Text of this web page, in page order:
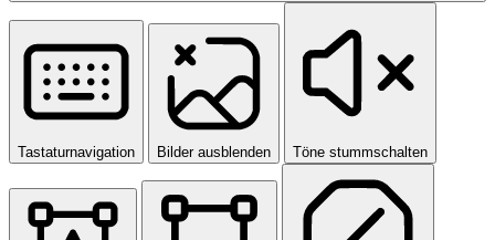
Tastaturnavigation Bilder ausblenden Töne stummschalten